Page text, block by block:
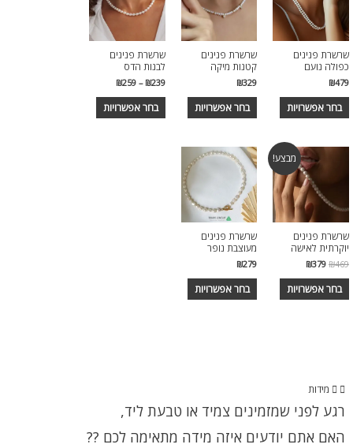
שרשרת פנינים
כפולה נועם
₪479
בחר אפשרויות
שרשרת פנינים
קטנות מיקה
₪329
בחר אפשרויות
שרשרת פנינים
לבנות הדס
₪239
–
₪259
בחר אפשרויות
מבצע!
שרשרת פנינים
יוקרתית לאישה
₪469
₪379
בחר אפשרויות
שרשרת פנינים
מעוצבת נופר
₪279
בחר אפשרויות
מידות
רגע לפני שמזמינים צמיד או טבעת ליד,
האם אתם יודעים איזה מידה מתאימה לכם ??